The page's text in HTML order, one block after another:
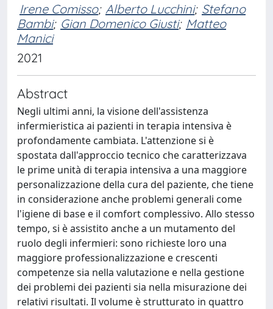
Irene Comisso; Alberto Lucchini; Stefano
Bambi; Gian Domenico Giusti; Matteo
Manici
2021
Abstract
Negli ultimi anni, la visione dell'assistenza
infermieristica ai pazienti in terapia intensiva è
profondamente cambiata. L'attenzione si è
spostata dall'approccio tecnico che caratterizzava
le prime unità di terapia intensiva a una maggiore
personalizzazione della cura del paziente, che tiene
in considerazione anche problemi generali come
l'igiene di base e il comfort complessivo. Allo stesso
tempo, si è assistito anche a un mutamento del
ruolo degli infermieri: sono richieste loro una
maggiore professionalizzazione e crescenti
competenze sia nella valutazione e nella gestione
dei problemi dei pazienti sia nella misurazione dei
relativi risultati. Il volume è strutturato in quattro